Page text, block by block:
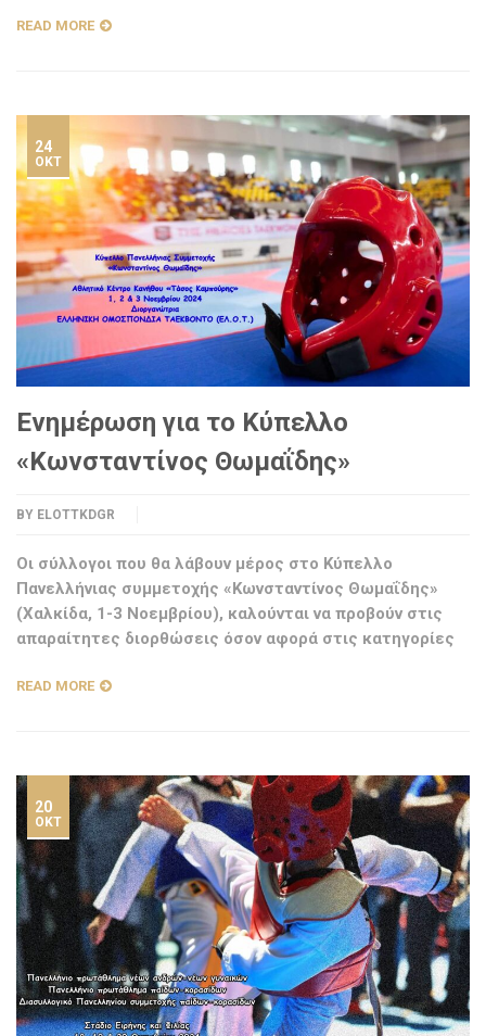
READ MORE
24
ΟΚΤ
Ενημέρωση για το Κύπελλο
«Κωνσταντίνος Θωμαΐδης»
BY ELOTTKDGR
Οι σύλλογοι που θα λάβουν μέρος στο Κύπελλο
Πανελλήνιας συμμετοχής «Κωνσταντίνος Θωμαΐδης»
(Χαλκίδα, 1-3 Νοεμβρίου), καλούνται να προβούν στις
απαραίτητες διορθώσεις όσον αφορά στις κατηγορίες
READ MORE
20
ΟΚΤ